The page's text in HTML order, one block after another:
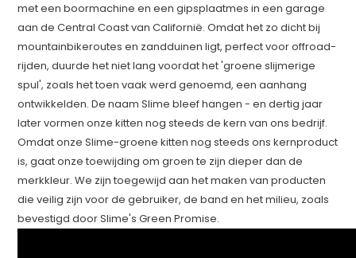
met een boormachine en een gipsplaatmes in een garage
aan de Central Coast van Californië. Omdat het zo dicht bij
mountainbikeroutes en zandduinen ligt, perfect voor offroad-
rijden, duurde het niet lang voordat het 'groene slijmerige
spul', zoals het toen vaak werd genoemd, een aanhang
ontwikkelden. De naam Slime bleef hangen - en dertig jaar
later vormen onze kitten nog steeds de kern van ons bedrijf.
Omdat onze Slime-groene kitten nog steeds ons kernproduct
is, gaat onze toewijding om groen te zijn dieper dan de
merkkleur. We zijn toegewijd aan het maken van producten
die veilig zijn voor de gebruiker, de band en het milieu, zoals
bevestigd door Slime's Green Promise.